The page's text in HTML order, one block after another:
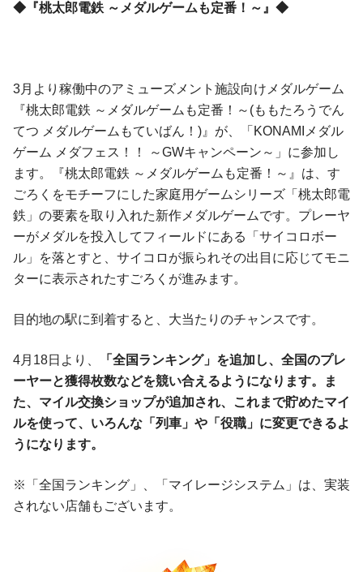
◆『桃太郎電鉄 ～メダルゲームも定番！～』◆
3月より稼働中のアミューズメント施設向けメダルゲーム
『桃太郎電鉄 ～メダルゲームも定番！～(ももたろうでん
てつ メダルゲームもていばん！)』が、「KONAMIメダル
ゲーム メダフェス！！ ～GWキャンペーン～」に参加し
ます。『桃太郎電鉄 ～メダルゲームも定番！～』は、す
ごろくをモチーフにした家庭用ゲームシリーズ「桃太郎電
鉄」の要素を取り入れた新作メダルゲームです。プレーヤ
ーがメダルを投入してフィールドにある「サイコロボー
ル」を落とすと、サイコロが振られその出目に応じてモニ
ターに表示されたすごろくが進みます。
目的地の駅に到着すると、大当たりのチャンスです。
4月18日より、
「全国ランキング」を追加し、全国のプレ
ーヤーと獲得枚数などを競い合えるようになります。ま
た、マイル交換ショップが追加され、これまで貯めたマイ
ルを使って、いろんな「列車」や「役職」に変更できるよ
うになります。
※「全国ランキング」、「マイレージシステム」は、実装
されない店舗もございます。